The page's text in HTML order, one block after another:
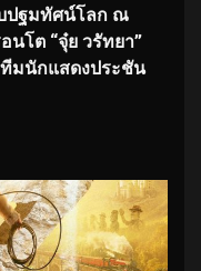
ปฐมทัศน์โลก ณ
โต “จุ๋ย วรัทยา”
มนักแสดงประชัน